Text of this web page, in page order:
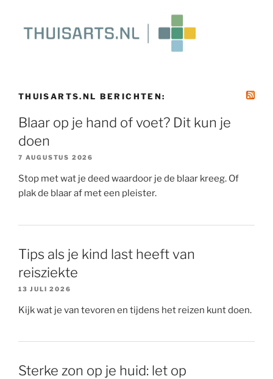
THUISARTS.NL BERICHTEN:
Blaar op je hand of voet? Dit kun je
doen
7 AUGUSTUS 2026
Stop met wat je deed waardoor je de blaar kreeg. Of
plak de blaar af met een pleister.
Tips als je kind last heeft van
reisziekte
13 JULI 2026
Kijk wat je van tevoren en tijdens het reizen kunt doen.
Sterke zon op je huid: let op